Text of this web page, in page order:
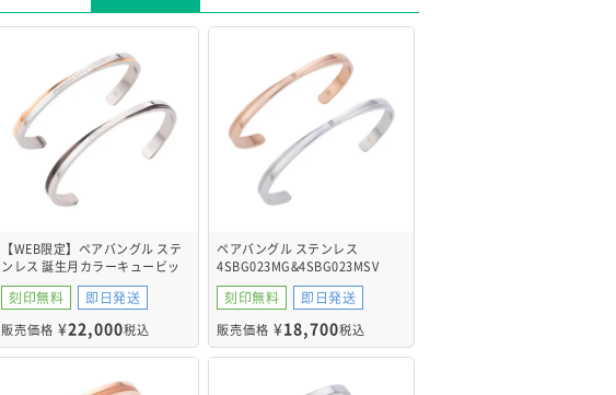
【WEB限定】ペアバングル ステ
ンレス 誕生月カラーキュービッ
ク 4SBG035GO&4SBG035BK
刻印無料 即日発送
販売価格 ¥22,000税込
ペアバングル ステンレス
4SBG023MG&4SBG023MSV
刻印無料 即日発送
販売価格 ¥18,700税込